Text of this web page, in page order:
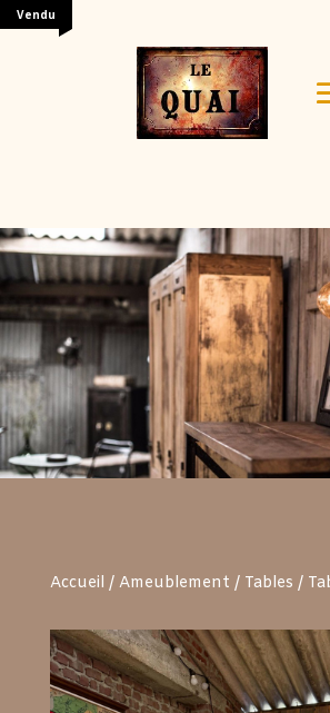
Vendu
Your content goes here. Edit or
or in the module Content settings.
every aspect of this content in the
settings and even apply custom CSS
module Advanced settings.
Accueil / Ameublement / Tables /